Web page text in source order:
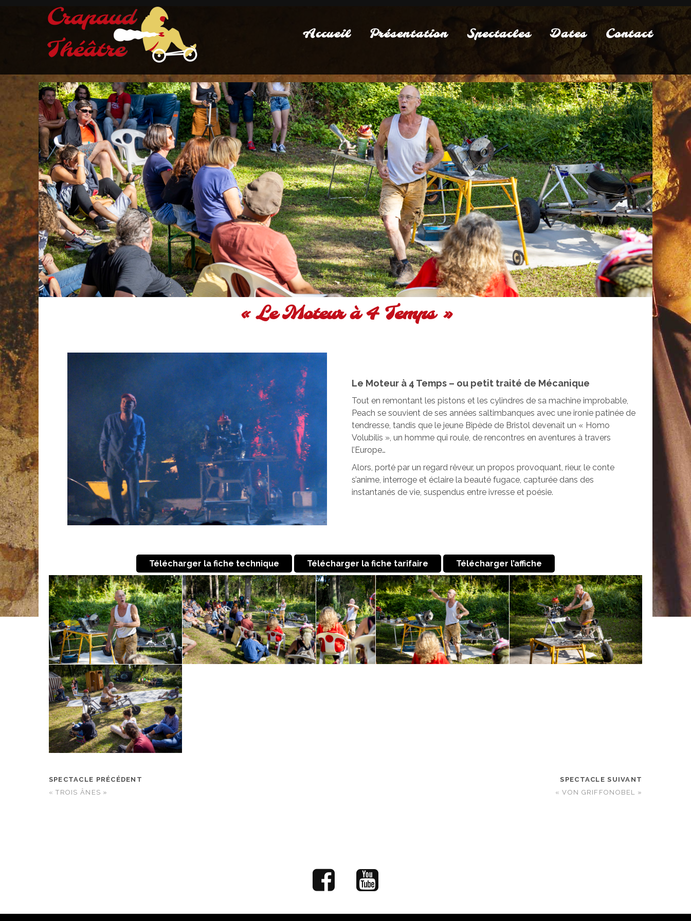
Accueil Présentation Spectacles Dates Contact
« Le Moteur à 4 Temps »
Le Moteur à 4 Temps – ou petit traité de Mécanique
Tout en remontant les pistons et les cylindres de sa machine improbable,
Peach se souvient de ses années saltimbanques avec une ironie patinée de
tendresse, tandis que le jeune Bipède de Bristol devenait un « Homo
Volubilis », un homme qui roule, de rencontres en aventures à travers
l’Europe…
Alors, porté par un regard rêveur, un propos provoquant, rieur, le conte
s’anime, interroge et éclaire la beauté fugace, capturée dans des
instantanés de vie, suspendus entre ivresse et poésie.
Télécharger la fiche technique Télécharger la fiche tarifaire Télécharger l’affiche
SPECTACLE PRÉCÉDENT
« TROIS ÂNES »
SPECTACLE SUIVANT
« VON GRIFFONOBEL »